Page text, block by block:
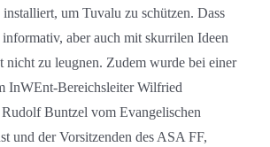
um Tuvalu zu schützen. Dass
aber auch mit skurrilen Ideen
nicht zu leugnen. Zudem wurde bei einer
InWEnt-Bereichsleiter Wilfried
Buntzel vom Evangelischen
und der Vorsitzenden des ASA FF,